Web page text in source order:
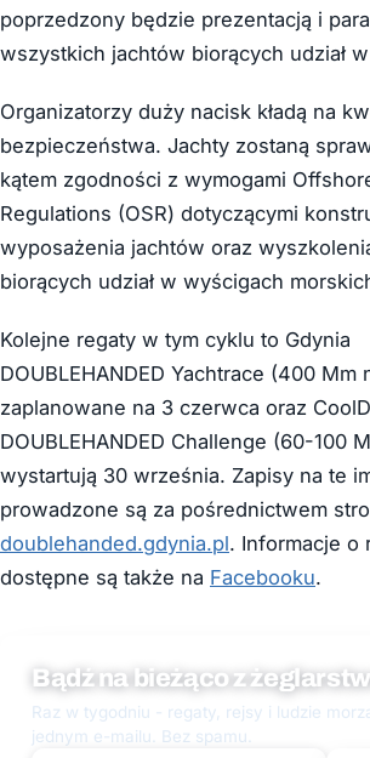
poprzedzony będzie prezentacją i
wszystkich jachtów biorących udział
Organizatorzy duży nacisk kładą na
bezpieczeństwa. Jachty zostaną
kątem zgodności z wymogami
Regulations (OSR) dotyczącymi
wyposażenia jachtów oraz
biorących udział w wyścigach
Kolejne regaty w tym cyklu to Gdynia
DOUBLEHANDED Yachtrace (400 Mm
zaplanowane na 3 czerwca oraz
DOUBLEHANDED Challenge (60-100
wystartują 30 września. Zapisy na te
prowadzone są za pośrednictwem
doublehanded.gdynia.pl. Informacje o
dostępne są także na Facebooku.
Bądź na bieżąco z
Raz w tygodniu - regaty, rejsy i ludzie
jednym e-mailu. Bez spamu.